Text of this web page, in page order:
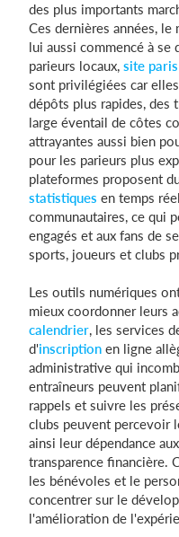
des plus importants
Ces dernières années, le
lui aussi commencé à se
parieurs locaux, site
sont privilégiées car
dépôts plus rapides, des
large éventail de côtes
attrayantes aussi bien
pour les parieurs plus
plateformes proposent
statistiques en temps
communautaires, ce qui
engagés et aux fans de
sports, joueurs et clubs
Les outils numériques
mieux coordonner leurs
calendrier, les services
d'inscription en ligne
administrative qui
entraîneurs peuvent
rappels et suivre les
clubs peuvent percevoir
ainsi leur dépendance
transparence financière.
les bénévoles et le
concentrer sur le
l'amélioration de